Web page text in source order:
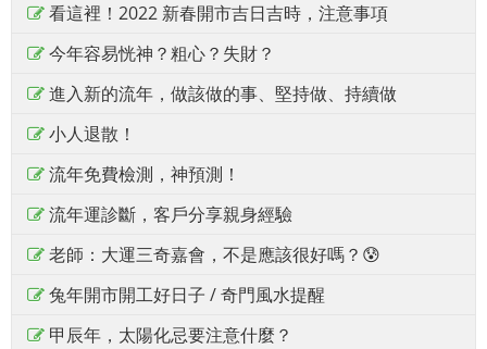
看這裡！2022 新春開市吉日吉時，注意事項
今年容易恍神？粗心？失財？
進入新的流年，做該做的事、堅持做、持續做
小人退散！
流年免費檢測，神預測！
流年運診斷，客戶分享親身經驗
老師：大運三奇嘉會，不是應該很好嗎？😰
兔年開市開工好日子 / 奇門風水提醒
甲辰年，太陽化忌要注意什麼？